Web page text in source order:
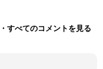
すべてのコメントを見る